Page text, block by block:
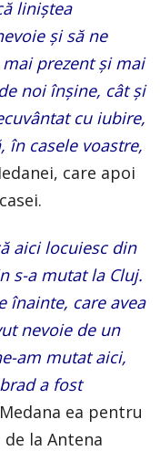
liniștea
și să ne
prezent și mai
noi înșine, cât și
cu iubire,
în casele voastre,
care apoi
aici locuiesc din
s-a mutat la Cluj.
înainte, care avea
nevoie de un
am mutat aici,
a fost
ea pentru
de la Antena